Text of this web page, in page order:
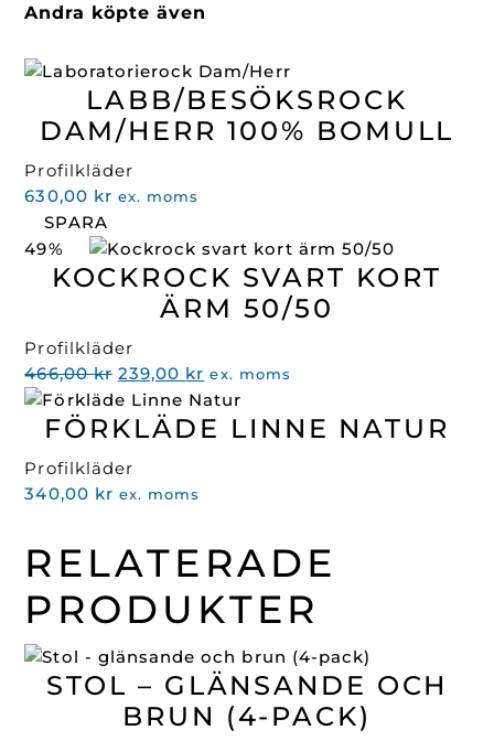
Andra köpte även
LABB/BESÖKSROCK
DAM/HERR 100% BOMULL
Profilkläder
630,00 kr ex. moms
SPARA
49%
KOCKROCK SVART KORT
ÄRM 50/50
Profilkläder
466,00kr Det
ursprungliga
priset
466,00 kr.
239,00 kr Det
nuvarande
priset
ex. moms
FÖRKLÄDE LINNE NATUR
Profilkläder
340,00 kr ex. moms
RELATERADE
PRODUKTER
STOL – GLÄNSANDE OCH
BRUN (4-PACK)